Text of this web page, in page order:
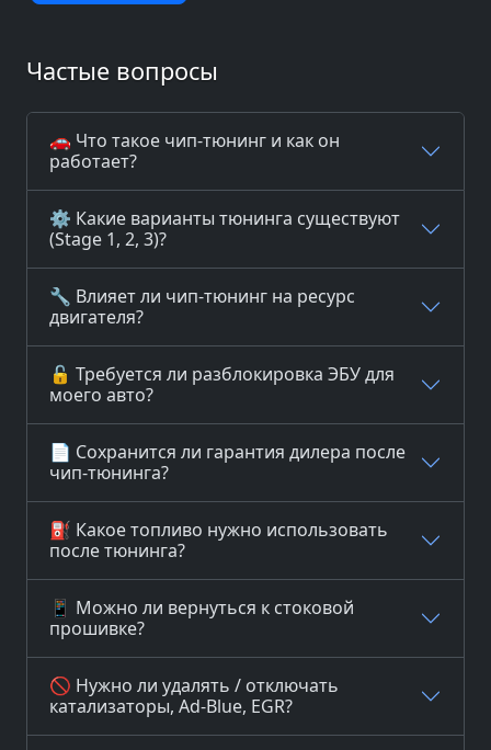
Частые вопросы
🚗 Что такое чип-тюнинг и как он
работает?
⚙️ Какие варианты тюнинга существуют
(Stage 1, 2, 3)?
🔧 Влияет ли чип-тюнинг на ресурс
двигателя?
🔓 Требуется ли разблокировка ЭБУ для
моего авто?
📄 Сохранится ли гарантия дилера после
чип-тюнинга?
⛽ Какое топливо нужно использовать
после тюнинга?
📱 Можно ли вернуться к стоковой
прошивке?
🚫 Нужно ли удалять / отключать
катализаторы, Ad-Blue, EGR?